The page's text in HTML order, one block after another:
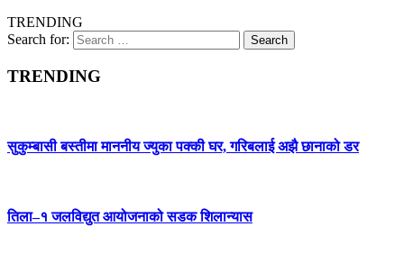
TRENDING
Search for:
TRENDING
सुकुम्बासी बस्तीमा माननीय ज्युका पक्की घर, गरिबलाई अझै छानाको डर
तिला–१ जलविद्युत आयोजनाको सडक शिलान्यास